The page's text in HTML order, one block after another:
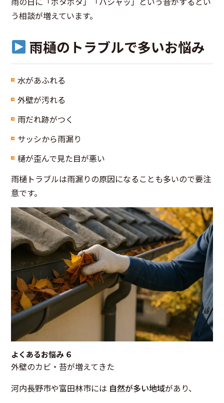
う相談が増えています。
雨樋のトラブルで多いお悩み
水があふれる
外壁が汚れる
雨だれ跡がつく
サッシから雨漏り
樋が歪んで見た目が悪い
雨樋トラブルは雨漏りの原因になることも多いので要注
意です。
よくあるお悩み ６
外壁のカビ・苔が増えてきた
河内長野市や富田林市には 自然が多い地域があり、